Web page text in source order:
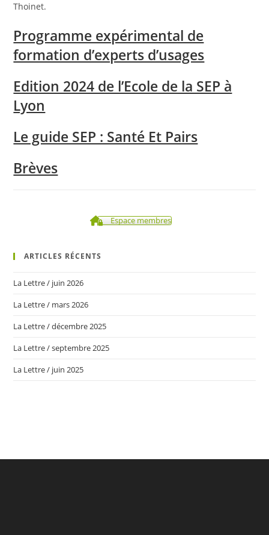
Thoinet.
Programme expérimental de
formation d’experts d’usages
Edition 2024 de l’Ecole de la SEP à
Lyon
Le guide SEP : Santé Et Pairs
Brèves
Espace membres
ARTICLES RÉCENTS
La Lettre / juin 2026
La Lettre / mars 2026
La Lettre / décembre 2025
La Lettre / septembre 2025
La Lettre / juin 2025